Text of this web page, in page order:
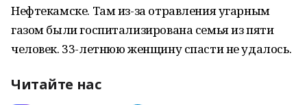
Нефтекамске. Там из-за отравления угарным
газом были госпитализирована семья из пяти
человек. 33-летнюю женщину спасти не удалось.
Читайте нас